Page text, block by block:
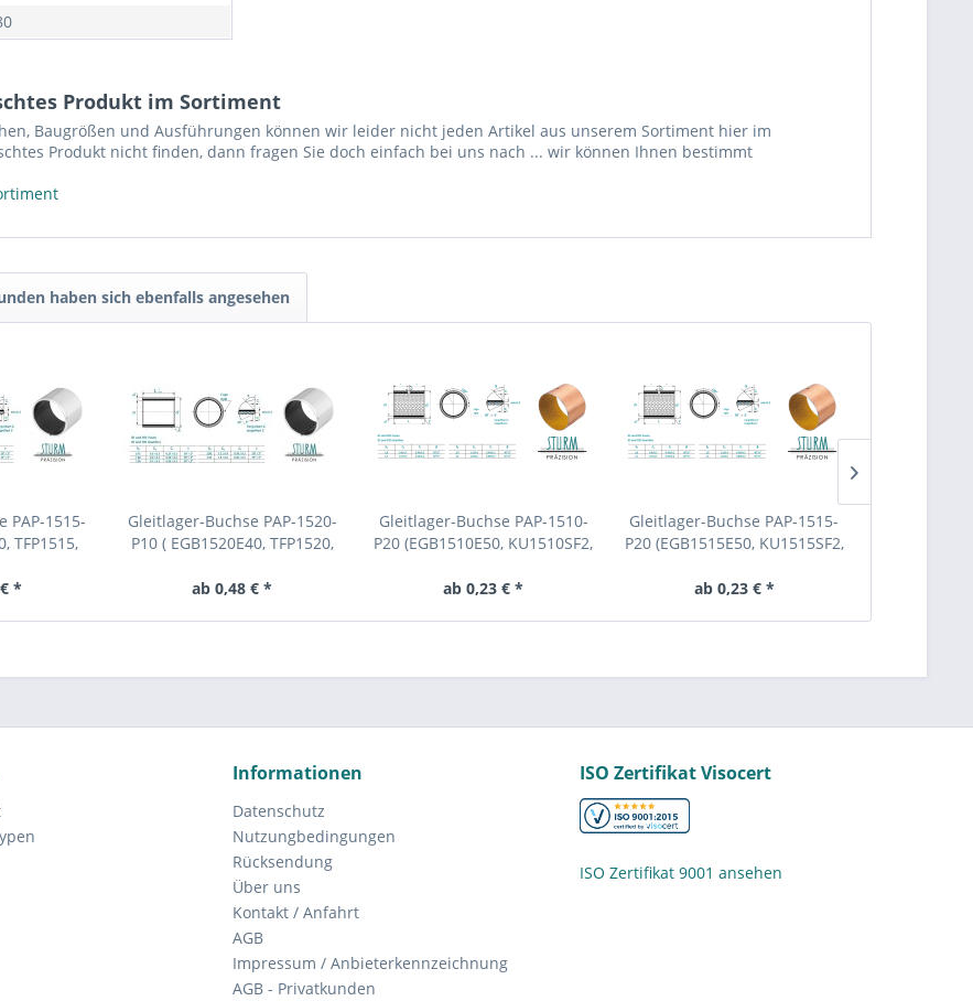
Produkt im Sortiment
Baugrößen und Ausführungen können wir leider nicht jeden Artikel aus unserem Sortiment hier im
Produkt nicht finden, dann fragen Sie doch einfach bei uns nach ... wir können Ihnen bestimmt
haben sich ebenfalls angesehen
PAP-1515-
TFP1515,
*
Gleitlager-Buchse PAP-1520-
P10 ( EGB1520E40, TFP1520,
ab 0,48 € *
Gleitlager-Buchse PAP-1510-
P20 (EGB1510E50, KU1510SF2,
ab 0,23 € *
Gleitlager-Buchse PAP-1515-
P20 (EGB1515E50, KU1515SF2,
ab 0,23 € *
Informationen
Datenschutz
Nutzungbedingungen
Rücksendung
Über uns
Kontakt / Anfahrt
AGB
Impressum / Anbieterkennzeichnung
AGB - Privatkunden
ISO Zertifikat Visocert
ISO Zertifikat 9001 ansehen